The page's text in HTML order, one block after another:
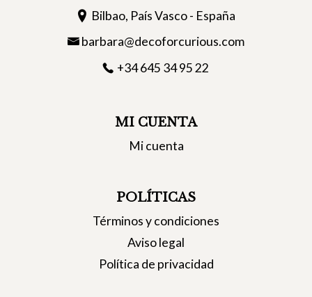
Bilbao, País Vasco - España
barbara@decoforcurious.com
+34 645 34 95 22
MI CUENTA
Mi cuenta
POLÍTICAS
Términos y condiciones
Aviso legal
Política de privacidad